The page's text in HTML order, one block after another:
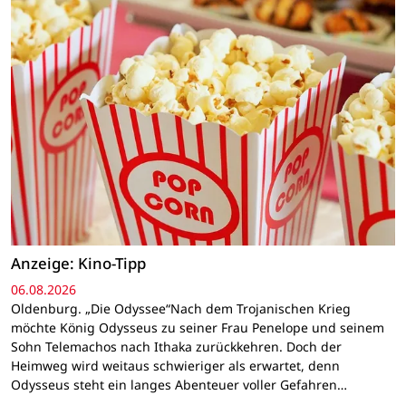
Anzeige: Kino-Tipp
06.08.2026
Oldenburg. „Die Odyssee“Nach dem Trojanischen Krieg
möchte König Odysseus zu seiner Frau Penelope und seinem
Sohn Telemachos nach Ithaka zurückkehren. Doch der
Heimweg wird weitaus schwieriger als erwartet, denn
Odysseus steht ein langes Abenteuer voller Gefahren…